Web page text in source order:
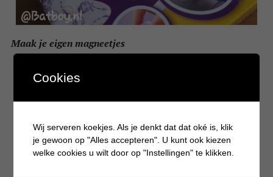
Maak je eigen magneetjes
Cookies
Wij serveren koekjes. Als je denkt dat dat oké is, klik
je gewoon op "Alles accepteren". U kunt ook kiezen
welke cookies u wilt door op "Instellingen" te klikken.